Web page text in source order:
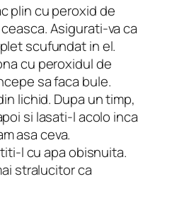
plin cu peroxid de
Asigurati-va ca
scufundat in el.
cu peroxidul de
sa faca bule.
lichid. Dupa un timp,
si lasati-l acolo inca
asa ceva.
l cu apa obisnuita.
stralucitor ca